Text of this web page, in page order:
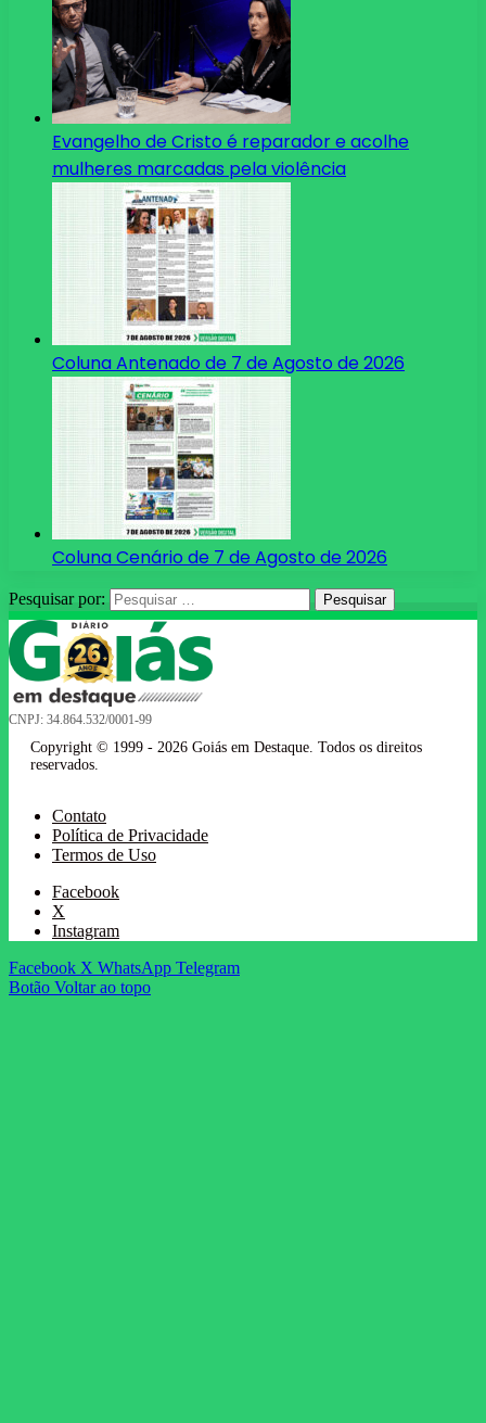
Evangelho de Cristo é reparador e acolhe
mulheres marcadas pela violência
Coluna Antenado de 7 de Agosto de 2026
Coluna Cenário de 7 de Agosto de 2026
Pesquisar por:
CNPJ: 34.864.532/0001-99
Copyright © 1999 - 2026 Goiás em Destaque. Todos os direitos
reservados.
Contato
Política de Privacidade
Termos de Uso
Facebook
X
Instagram
Facebook X WhatsApp Telegram
Botão Voltar ao topo